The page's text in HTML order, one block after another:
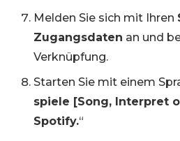
Melden Sie sich mit Ihren
Zugangsdaten an und
Verknüpfung.
Starten Sie mit einem
spiele [Song, Interpret
Spotify.“